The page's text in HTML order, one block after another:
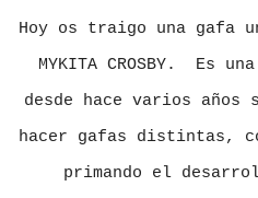
Hoy os traigo una gafa
MYKITA CROSBY. Es
desde hace varios años
hacer gafas distintas,
primando el